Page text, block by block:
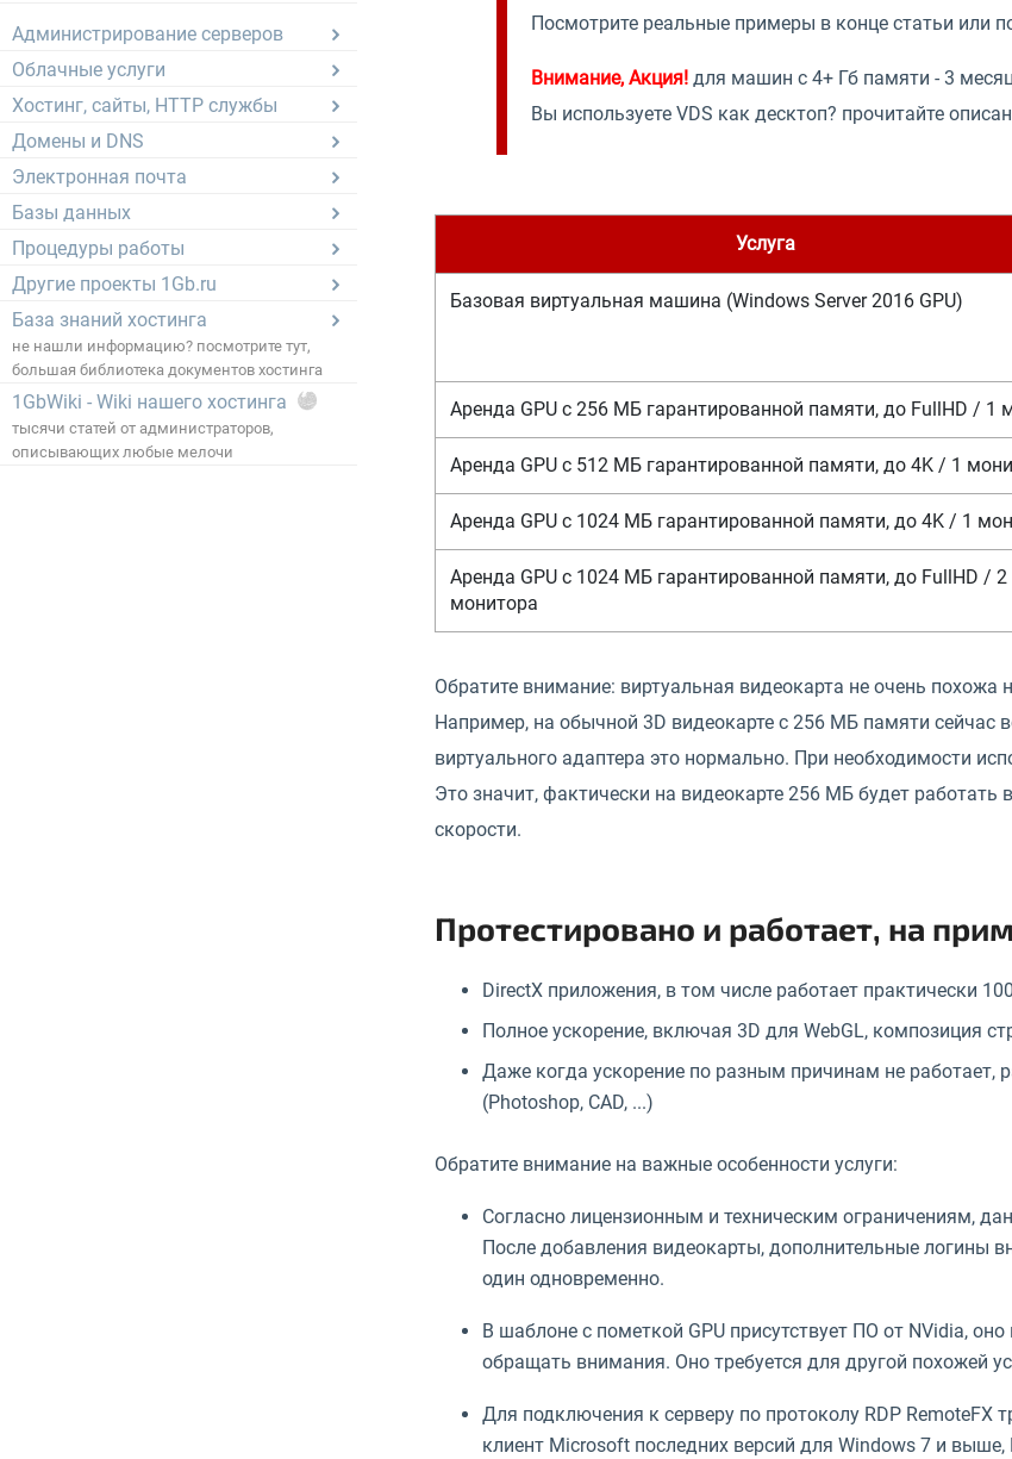
Администрирование серверов
Облачные услуги
Хостинг, сайты, HTTP службы
Домены и DNS
Электронная почта
Базы данных
Процедуры работы
Другие проекты 1Gb.ru
База знаний хостинга
не нашли информацию? посмотрите тут,
большая библиотека документов хостинга
1GbWiki - Wiki нашего хостинга
тысячи статей от администраторов,
описывающих любые мелочи
Посмотрите реальные примеры в конце статьи или
Внимание, Акция! для машин с 4+ Гб памяти - 3
Вы используете VDS как десктоп? прочитайте
Услуга
Базовая виртуальная машина (Windows Server 2016 GPU)
Аренда GPU c 256 МБ гарантированной памяти, до FullHD / 1
Аренда GPU c 512 МБ гарантированной памяти, до 4K / 1
Аренда GPU c 1024 МБ гарантированной памяти, до 4K / 1
Аренда GPU c 1024 МБ гарантированной памяти, до FullHD / 2
монитора
Обратите внимание: виртуальная видеокарта не очень
Например, на обычной 3D видеокарте с 256 МБ памяти сейчас
виртуального адаптера это нормально. При необходимости
Это значит, фактически на видеокарте 256 МБ будет работать
скорости.
Протестировано и работает, на
DirectX приложения, в том числе работает практически
Полное ускорение, включая 3D для WebGL, композиция
Даже когда ускорение по разным причинам не работает,
(Photoshop, CAD, ...)
Обратите внимание на важные особенности услуги:
Согласно лицензионным и техническим ограничениям,
После добавления видеокарты, дополнительные логины
один одновременно.
В шаблоне с пометкой GPU присутствует ПО от NVidia,
обращать внимания. Оно требуется для другой похожей
Для подключения к серверу по протоколу RDP
клиент Microsoft последних версий для Windows 7 и